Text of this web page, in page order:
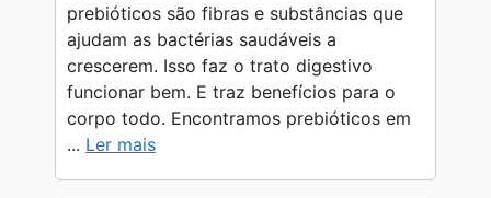
prebióticos são fibras e substâncias que
ajudam as bactérias saudáveis a
crescerem. Isso faz o trato digestivo
funcionar bem. E traz benefícios para o
corpo todo. Encontramos prebióticos em
... Ler mais